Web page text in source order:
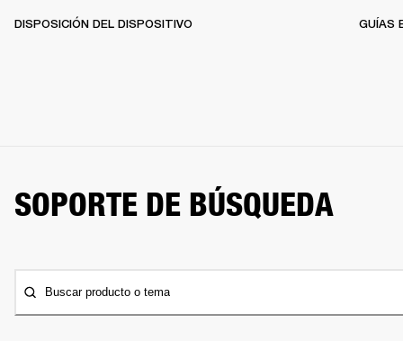
DISPOSICIÓN DEL DISPOSITIVO GUÍAS
SOPORTE DE BÚSQUEDA
Buscar producto o tema